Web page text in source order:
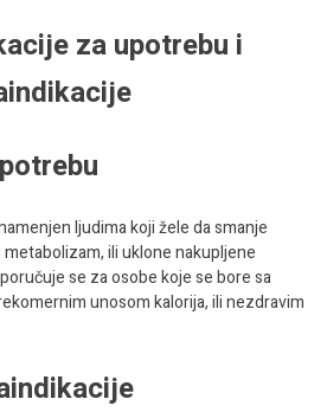
za upotrebu i
ljudima koji žele da smanje
ili uklone nakupljene
se za osobe koje se bore sa
unosom kalorija, ili nezdravim